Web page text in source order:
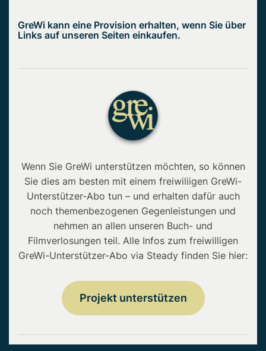
GreWi kann eine Provision erhalten, wenn Sie über
Links auf unseren Seiten einkaufen.
Wenn Sie GreWi unterstützen möchten, so können
Sie dies am besten mit einem freiwiliigen GreWi-
Unterstützer-Abo tun – und erhalten dafür auch
noch themenbezogenen Gegenleistungen und
nehmen an allen unseren Buch- und
Filmverlosungen teil. Alle Infos zum freiwilligen
GreWi-Unterstützer-Abo via Steady finden Sie hier:
Projekt unterstützen